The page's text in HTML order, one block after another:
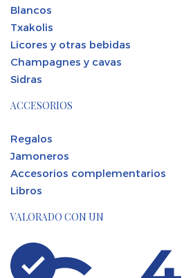
Blancos
Txakolis
Licores y otras bebidas
Champagnes y cavas
Sidras
ACCESORIOS
Regalos
Jamoneros
Accesorios complementarios
Libros
VALORADO CON UN